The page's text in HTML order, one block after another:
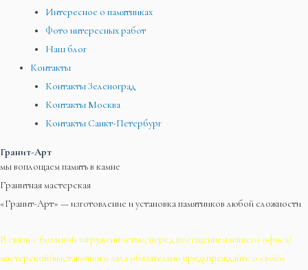
Интересное о памятниках
Фото интересных работ
Наш блог
Контакты
Контакты Зеленоград
Контакты Москва
Контакты Санкт-Петербург
Гранит-Арт
мы воплощаем память в камне
Гранитная мастерская
«Гранит-Арт» — изготовление и установка памятников любой сложности
В связи с большой загруженностью, перед посещением нашего офиса/
мастерской/выставочного зала обязательно предупреждайте о своём